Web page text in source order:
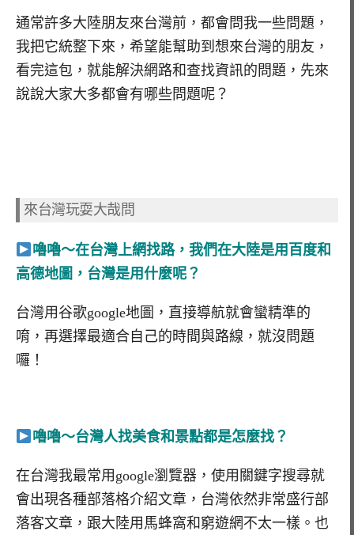
通常許多大陸朋友來台灣前，都會問我一些問題，
我把它統整下來，希望能幫助到想來台灣的朋友，
看完這包，就能解決網路和查找資訊的問題，先來
說說大家大多都會有哪些問題呢？
來台灣玩耍大哉問
嚕嚕～在台灣上網找路，我們在大陸是用百度和
高德地圖，台灣是用什麼呢？
台灣用谷歌google地圖，直接導航就會蠻精準的
唷，再選擇最適合自己的時間與路線，就沒問題
囉！
嚕嚕～台灣人找美食和景點都是怎麼找？
在台灣我最常用google瀏覽器，使用關鍵字搜尋就
會出現各種部落格介紹文章，台灣依然非常盛行部
落客文章，跟大陸用馬蜂窩和窮遊網不太一樣。也